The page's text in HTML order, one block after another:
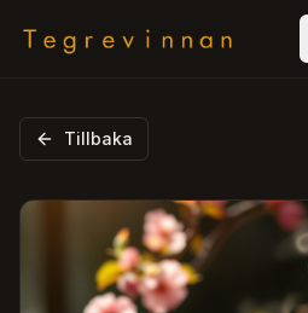
Tillbaka